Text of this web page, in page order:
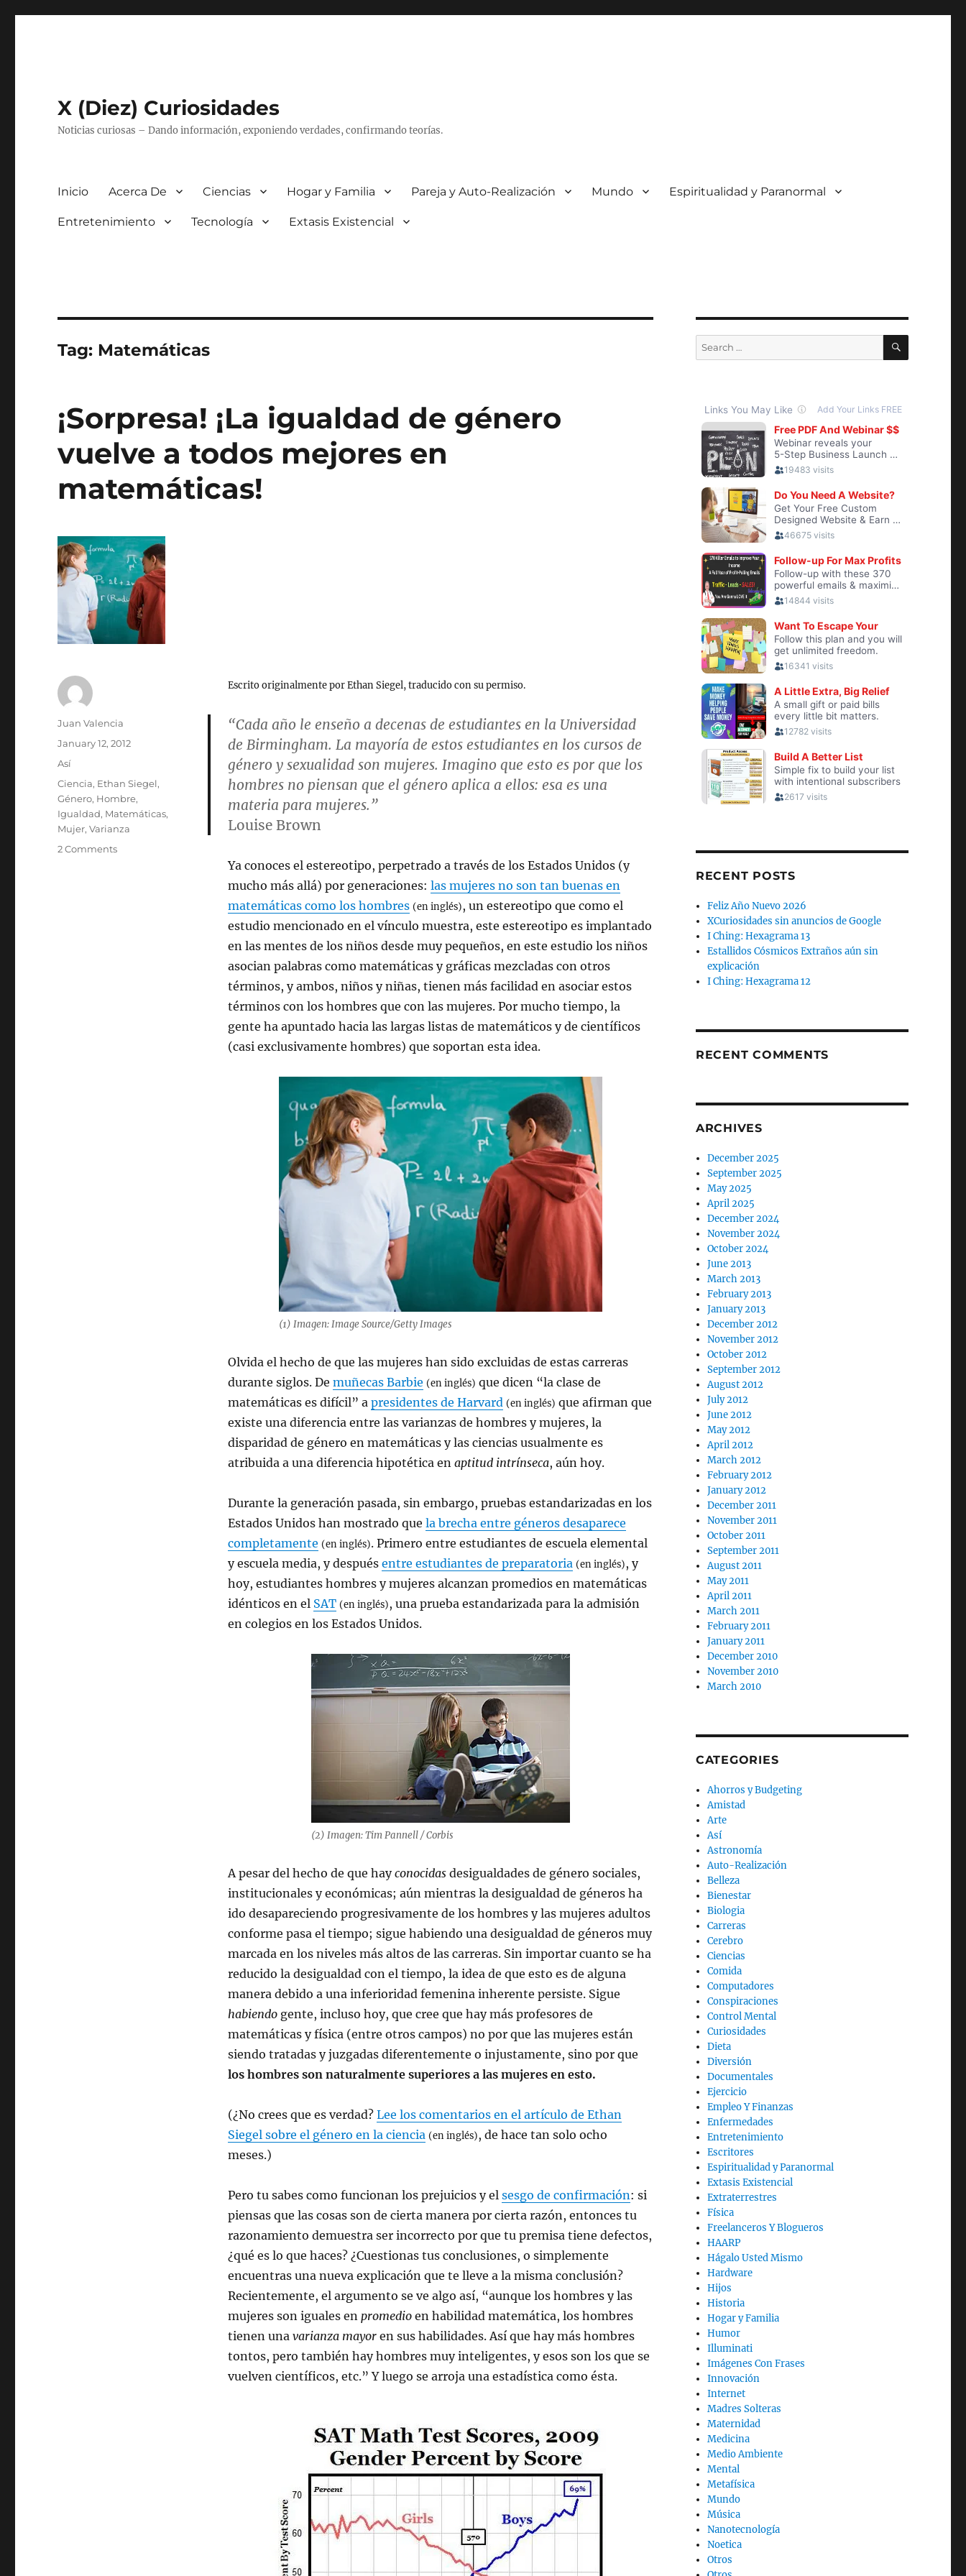
X (Diez) Curiosidades
Noticias curiosas – Dando información, exponiendo verdades, confirmando teorías.
Inicio Acerca De Ciencias Hogar y Familia Pareja y Auto-Realización Mundo Espiritualidad y Paranormal
Entretenimiento Tecnología Extasis Existencial
Tag: Matemáticas
¡Sorpresa! ¡La igualdad de género
vuelve a todos mejores en
matemáticas!
Escrito originalmente por Ethan Siegel, traducido con su permiso.
“Cada año le enseño a decenas de estudiantes en la Universidad
de Birmingham. La mayoría de estos estudiantes en los cursos de
género y sexualidad son mujeres. Imagino que esto es por que los
hombres no piensan que el género aplica a ellos: esa es una
materia para mujeres.”
Louise Brown
Ya conoces el estereotipo, perpetrado a través de los Estados Unidos (y
mucho más allá) por generaciones: las mujeres no son tan buenas en
matemáticas como los hombres (en inglés), un estereotipo que como el
estudio mencionado en el vínculo muestra, este estereotipo es implantado
en las mentes de los niños desde muy pequeños, en este estudio los niños
asocian palabras como matemáticas y gráficas mezcladas con otros
términos, y ambos, niños y niñas, tienen más facilidad en asociar estos
términos con los hombres que con las mujeres. Por mucho tiempo, la
gente ha apuntado hacia las largas listas de matemáticos y de científicos
(casi exclusivamente hombres) que soportan esta idea.
(1) Imagen: Image Source/Getty Images
Olvida el hecho de que las mujeres han sido excluidas de estas carreras
durante siglos. De muñecas Barbie (en inglés) que dicen “la clase de
matemáticas es difícil” a presidentes de Harvard (en inglés) que afirman que
existe una diferencia entre las varianzas de hombres y mujeres, la
disparidad de género en matemáticas y las ciencias usualmente es
atribuida a una diferencia hipotética en aptitud intrínseca, aún hoy.
Durante la generación pasada, sin embargo, pruebas estandarizadas en los
Estados Unidos han mostrado que la brecha entre géneros desaparece
completamente (en inglés). Primero entre estudiantes de escuela elemental
y escuela media, y después entre estudiantes de preparatoria (en inglés), y
hoy, estudiantes hombres y mujeres alcanzan promedios en matemáticas
idénticos en el SAT (en inglés), una prueba estandarizada para la admisión
en colegios en los Estados Unidos.
(2) Imagen: Tim Pannell / Corbis
A pesar del hecho de que hayconocidasdesigualdades de género sociales,
institucionales y económicas; aún mientras la desigualdad de géneros ha
ido desapareciendo progresivamente de los hombres y las mujeres adultos
conforme pasa el tiempo; sigue habiendo una desigualdad de géneros muy
marcada en los niveles más altos de las carreras. Sin importar cuanto se ha
reducido la desigualdad con el tiempo, la idea de que esto es de alguna
manera debido a una inferioridad femenina inherente persiste. Sigue
habiendogente, incluso hoy, que cree que hay más profesores de
matemáticas y física (entre otros campos) no por que las mujeres están
siendo tratadas y juzgadas diferentemente o injustamente, sino por que
los hombres son naturalmente superiores a las mujeres en esto.
(¿No crees que es verdad? Lee los comentarios en el artículo de Ethan
Siegel sobre el género en la ciencia (en inglés), de hace tan solo ocho
meses.)
Pero tu sabes como funcionan los prejuicios y el sesgo de confirmación: si
piensas que las cosas son de cierta manera por cierta razón, entonces tu
razonamiento demuestra ser incorrecto por que tu premisa tiene defectos,
¿qué es lo que haces? ¿Cuestionas tus conclusiones, o simplemente
encuentras una nueva explicación que te lleve a la misma conclusión?
Recientemente, el argumento se ve algo así, “aunque los hombres y las
mujeres son iguales en promedioen habilidad matemática, los hombres
tienen una varianza mayoren sus habilidades. Así que hay más hombres
tontos, pero también hay hombres muy inteligentes, y esos son los que se
vuelven científicos, etc.” Y luego se arroja una estadística como ésta.
Author
Juan Valencia
Posted
January 12, 2012
Categories
Así
Tags
Ciencia, Ethan Siegel,
Género, Hombre,
Igualdad, Matemáticas,
Mujer,Varianza
2 Commentson
Search
for:
SEARCH
RECENT POSTS
Feliz Año Nuevo 2026
XCuriosidades sin anuncios de Google
I Ching: Hexagrama 13
Estallidos Cósmicos Extraños aún sin
explicación
I Ching: Hexagrama 12
RECENT COMMENTS
ARCHIVES
December 2025
September 2025
May 2025
April 2025
December 2024
November 2024
October 2024
June 2013
March 2013
February 2013
January 2013
December 2012
November 2012
October 2012
September 2012
August 2012
July 2012
June 2012
May 2012
April 2012
March 2012
February 2012
January 2012
December 2011
November 2011
October 2011
September 2011
August 2011
May 2011
April 2011
March 2011
February 2011
January 2011
December 2010
November 2010
March 2010
CATEGORIES
Ahorros y Budgeting
Amistad
Arte
Así
Astronomía
Auto-Realización
Belleza
Bienestar
Biologia
Carreras
Cerebro
Ciencias
Comida
Computadores
Conspiraciones
Control Mental
Curiosidades
Dieta
Diversión
Documentales
Ejercicio
Empleo Y Finanzas
Enfermedades
Entretenimiento
Escritores
Espiritualidad y Paranormal
Extasis Existencial
Extraterrestres
Física
Freelanceros Y Blogueros
HAARP
Hágalo Usted Mismo
Hardware
Hijos
Historia
Hogar y Familia
Humor
Illuminati
Imágenes Con Frases
Innovación
Internet
Madres Solteras
Maternidad
Medicina
Medio Ambiente
Mental
Metafísica
Mundo
Música
Nanotecnología
Noetica
Otros